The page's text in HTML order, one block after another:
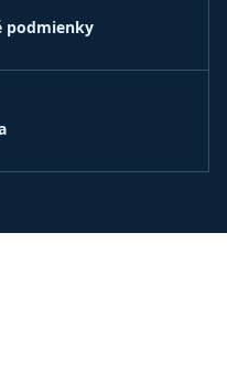
podmienky